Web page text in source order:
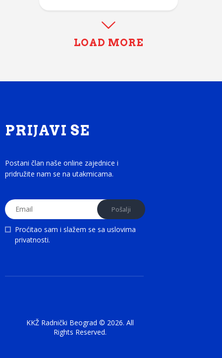
LOAD MORE
PRIJAVI SE
Postani član naše online zajednice i
pridružite nam se na utakmicama.
Proćitao sam i slažem se sa uslovima
privatnosti.
KKŽ Radnički Beograd © 2026. All
Rights Reserved.